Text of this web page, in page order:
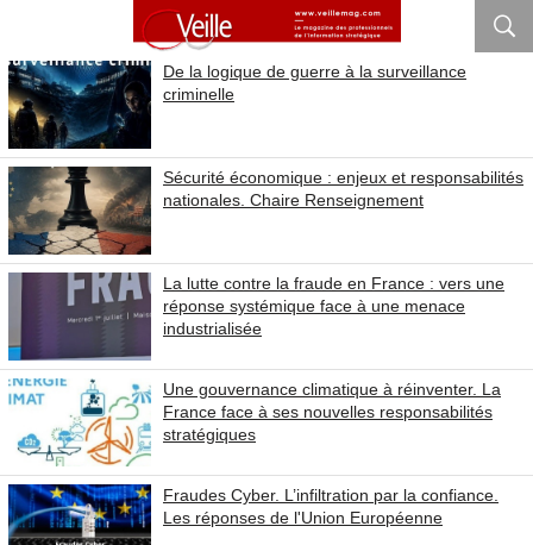
De la logique de guerre à la surveillance
criminelle
Sécurité économique : enjeux et responsabilités
nationales. Chaire Renseignement
La lutte contre la fraude en France : vers une
réponse systémique face à une menace
industrialisée
Une gouvernance climatique à réinventer. La
France face à ses nouvelles responsabilités
stratégiques
Fraudes Cyber. L’infiltration par la confiance.
Les réponses de l'Union Européenne